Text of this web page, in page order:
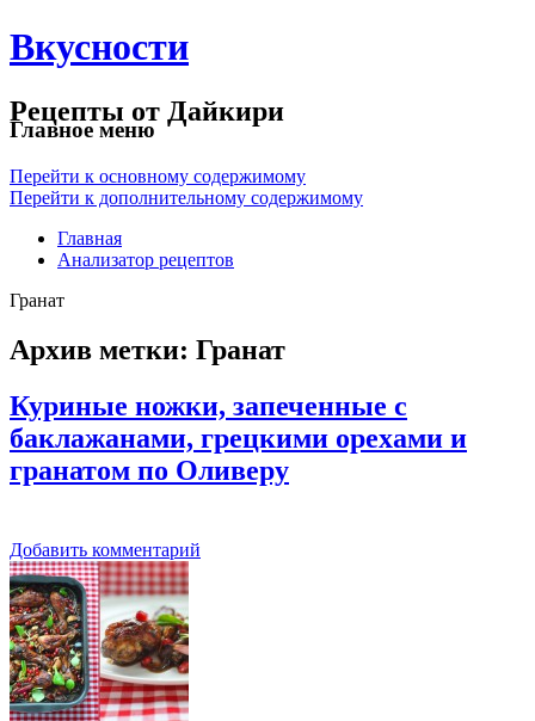
Вкусности
Рецепты от Дайкири
Главное меню
Перейти к основному содержимому
Перейти к дополнительному содержимому
Главная
Анализатор рецептов
Гранат
Архив метки: Гранат
Куриные ножки, запеченные с
баклажанами, грецкими орехами и
гранатом по Оливеру
Добавить комментарий